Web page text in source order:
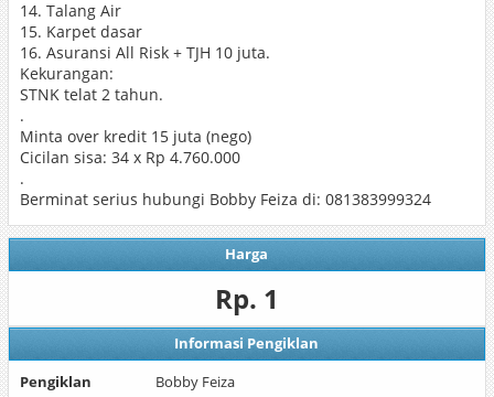
14. Talang Air
15. Karpet dasar
16. Asuransi All Risk + TJH 10 juta.
Kekurangan:
STNK telat 2 tahun.
.
Minta over kredit 15 juta (nego)
Cicilan sisa: 34 x Rp 4.760.000
.
Berminat serius hubungi Bobby Feiza di: 081383999324
Harga
Rp. 1
Informasi Pengiklan
Pengiklan
Bobby Feiza